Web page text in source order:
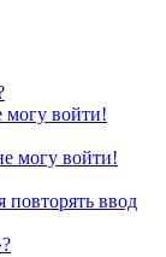
могу войти!
могу войти!
ввод